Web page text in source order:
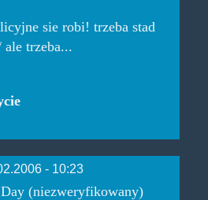
sie robi! trzeba stad
ale trzeba...
- 10:23
(niezweryfikowany)